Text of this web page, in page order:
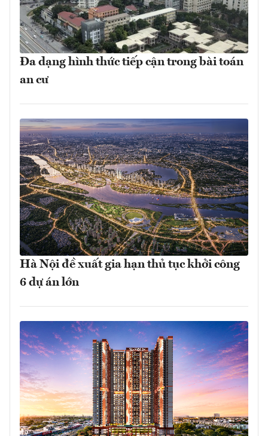
Đa dạng hình thức tiếp cận trong bài toán
an cư
Hà Nội đề xuất gia hạn thủ tục khởi công
6 dự án lớn